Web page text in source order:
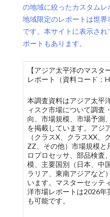
の地域に絞ったカスタム
地域限定のレポートは世
です。本サイトに表示さ
ポートもあります。
【アジア太平洋のマス
レポート（資料コード：
本調査資料はアジア太平
ィスク市場について調査
向、市場規模、市場予測
を掲載しています。アジ
（クラスX、クラスXX、
ZZ、その他）市場規模と
ロプロセッサ、部品検査
模、主要国別（日本、中
ラリア、東南アジアなど
います。マスターセッテ
洋市場レポートは2026年
も可能です。